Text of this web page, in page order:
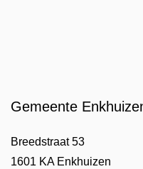
Gemeente
Breedstraat 53
1601 KA Enkhuizen